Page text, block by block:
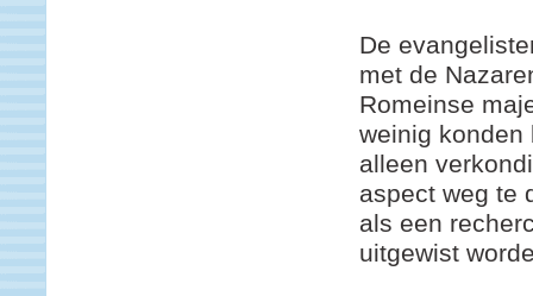
De
met de
Romeinse
weinig konden
alleen
aspect weg te
als een
uitgewist